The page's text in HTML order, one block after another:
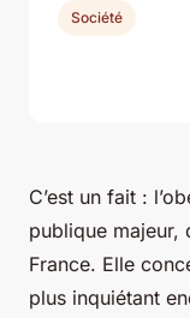
C’est un fait :
publique majeur,
France. Elle
plus inquiétant
Société